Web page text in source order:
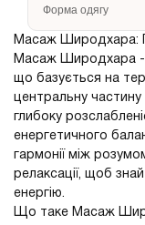
Форма одягу
Масаж Широдхара:
Масаж Широдхара -
що базується на
центральну частину
глибоку
енергетичного
гармонії між
релаксації, щоб
енергію.
Що таке Масаж